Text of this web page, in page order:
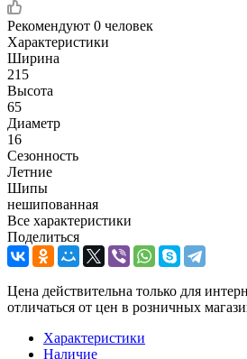
Рекомендуют 0 человек
Характеристики
Ширина
215
Высота
65
Диаметр
16
Сезонность
Летние
Шипы
нешипованная
Все характеристики
Поделиться
Цена действительна только для
отличаться от цен в розничных
Характеристики
Наличие